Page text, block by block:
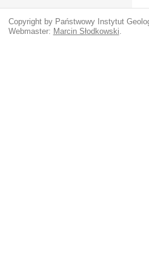
Copyright by Państwowy Instytut
Webmaster: Marcin Słodkowski